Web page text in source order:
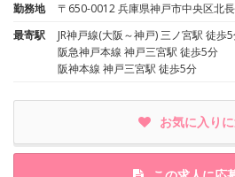
勤務地
〒650-0012 兵庫県神戸市中央区北
最寄駅
JR神戸線(大阪～神戸) 三ノ宮駅 徒歩
阪急神戸本線 神戸三宮駅 徒歩5分
阪神本線 神戸三宮駅 徒歩5分
お気に入り